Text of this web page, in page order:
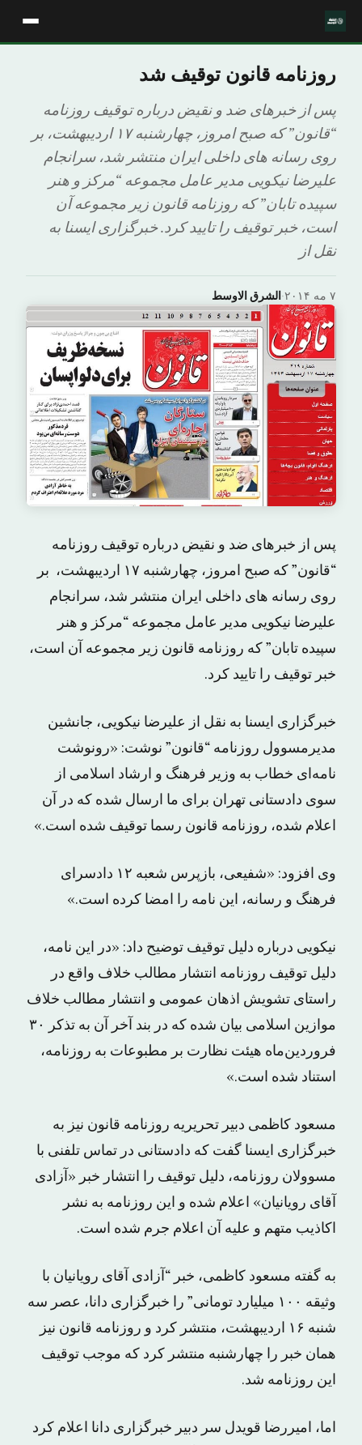
روزنامه قانون توقیف شد
پس از خبرهای ضد و نقیض درباره توقیف روزنامه
“قانون” که صبح امروز، چهارشنبه ۱۷ اردیبهشت، بر
روی رسانه های داخلی ایران منتشر شد، سرانجام
علیرضا نیکویی مدیر عامل مجموعه “مرکز و هنر
سپیده تابان” که روزنامه قانون زیر مجموعه آن
است، خبر توقیف را تایید کرد. خبرگزاری ایسنا به
نقل از
الشرق الاوسط· ۷ مه ۲۰۱۴
پس از خبرهای ضد و نقیض درباره توقیف روزنامه
“قانون” که صبح امروز، چهارشنبه ۱۷ اردیبهشت، بر
روی رسانه های داخلی ایران منتشر شد، سرانجام
علیرضا نیکویی مدیر عامل مجموعه “مرکز و هنر
سپیده تابان” که روزنامه قانون زیر مجموعه آن است،
خبر توقیف را تایید کرد.
خبرگزاری ایسنا به نقل از علیرضا نیکویی، جانشین
مدیرمسوول روزنامه‌ “قانون” نوشت: «رونوشت
نامه‌ای خطاب به وزیر فرهنگ و ارشاد اسلامی از
سوی دادستانی تهران برای ما ارسال شده که در آن
اعلام شده، روزنامه قانون رسما توقیف شده است.»
وی افزود: «شفیعی، بازپرس شعبه‌ ۱۲ دادسرای
فرهنگ و رسانه، این نامه را امضا کرده است.»
نیکویی درباره دلیل توقیف توضیح داد: «در این نامه،
دلیل توقیف روزنامه انتشار مطالب خلاف واقع در
راستای تشویش اذهان عمومی و انتشار مطالب خلاف
موازین اسلامی بیان شده که در بند آخر آن به تذکر ۳۰
فروردین‌ماه هیئت نظارت بر مطبوعات به روزنامه،
استناد شده است.»
مسعود کاظمی دبیر تحریریه روزنامه قانون نیز به
خبرگزاری ایسنا گفت که دادستانی در تماس تلفنی با
مسوولان روزنامه، دلیل توقیف را انتشار خبر «آزادی
آقای رویانیان» اعلام شده و این روزنامه به نشر
اکاذیب متهم و علیه آن اعلام جرم شده است.
به گفته مسعود کاظمی، خبر “آزادی آقای رویانیان با
وثیقه ۱۰۰ میلیارد تومانی” را خبرگزاری دانا، عصر سه
شنبه ۱۶ اردیبهشت، منتشر کرد و روزنامه قانون نیز
همان خبر را چهارشنبه منتشر کرد که موجب توقیف
این روزنامه شد.
اما، امیررضا قویدل سر دبیر خبرگزاری دانا اعلام کرد